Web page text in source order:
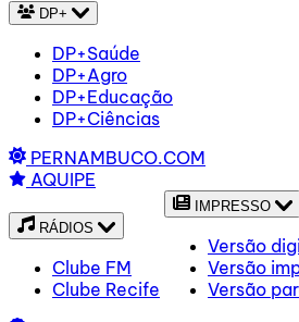
DP+
DP+Saúde
DP+Agro
DP+Educação
DP+Ciências
PERNAMBUCO.COM
AQUIPE
RÁDIOS
Clube FM
Clube Recife
IMPRESSO
Versão
Versão
Versão